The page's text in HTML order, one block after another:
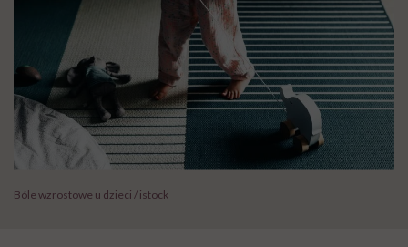
Bóle wzrostowe u dzieci / istock